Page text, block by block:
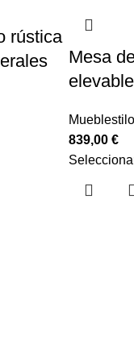
rústica
Mesa
Mueblestilo
839,00 €